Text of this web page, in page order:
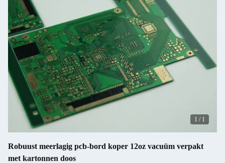
1 / 1
Robuust meerlagig pcb-bord koper 12oz vacuüm verpakt
met kartonnen doos